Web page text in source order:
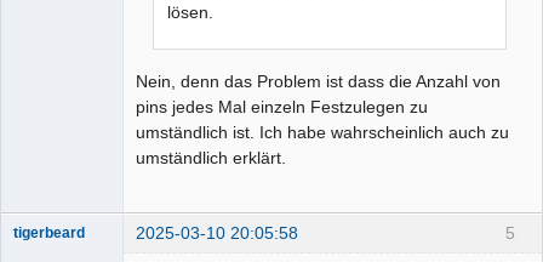
lösen.
Nein, denn das Problem ist dass die Anzahl von
pins jedes Mal einzeln Festzulegen zu
umständlich ist. Ich habe wahrscheinlich auch zu
umständlich erklärt.
5
tigerbeard 2025-03-10 20:05:58